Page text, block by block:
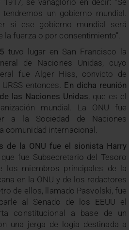
se vanaglorió en decir: “Se
un gobierno mundial.
si ese gobierno mundial será
la fuerza o por consentimiento”.
tuvo lugar en San Francisco la
de Naciones Unidas, cuyo
fue Alger Hiss, convicto de
entonces. En dicha reunión
las Naciones Unidas, que es el
mundial. La ONU fue
a la Sociedad de Naciones
comunidad internacional.
de la ONU fue el sionista Harry
fue Subsecretario del Tesoro
los miembros principales de la
en la ONU y de los redactores
de ellos, llamado Pasvolski, fue
al Senado de los EEUU el
constitucional a base de un
una jerga de logia destinada a